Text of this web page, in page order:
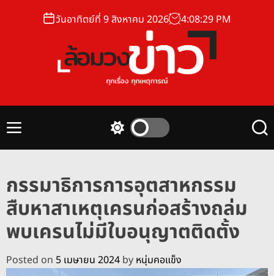
วันอาทิตย์ที่ 9 สิงหาคม 2026 4:08:30 PM
อ
า
ว
M
c
h
c
o
l
o
r
m
S
กรรมาธิการการอุตสาหกรรม
สืบหาสาเหตุเครนก่อสร้างถล่ม
พบเครนไม่มีใบอนุญาตติดตั้ง
Posted on 5 เมษายน 2024 by หนุ่มคอแข็ง